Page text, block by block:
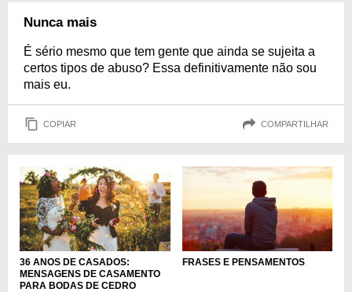
Nunca mais
É sério mesmo que tem gente que ainda se sujeita a
certos tipos de abuso? Essa definitivamente não sou
mais eu.
COPIAR COMPARTILHAR
36 ANOS DE CASADOS:
MENSAGENS DE CASAMENTO
PARA BODAS DE CEDRO
FRASES E PENSAMENTOS